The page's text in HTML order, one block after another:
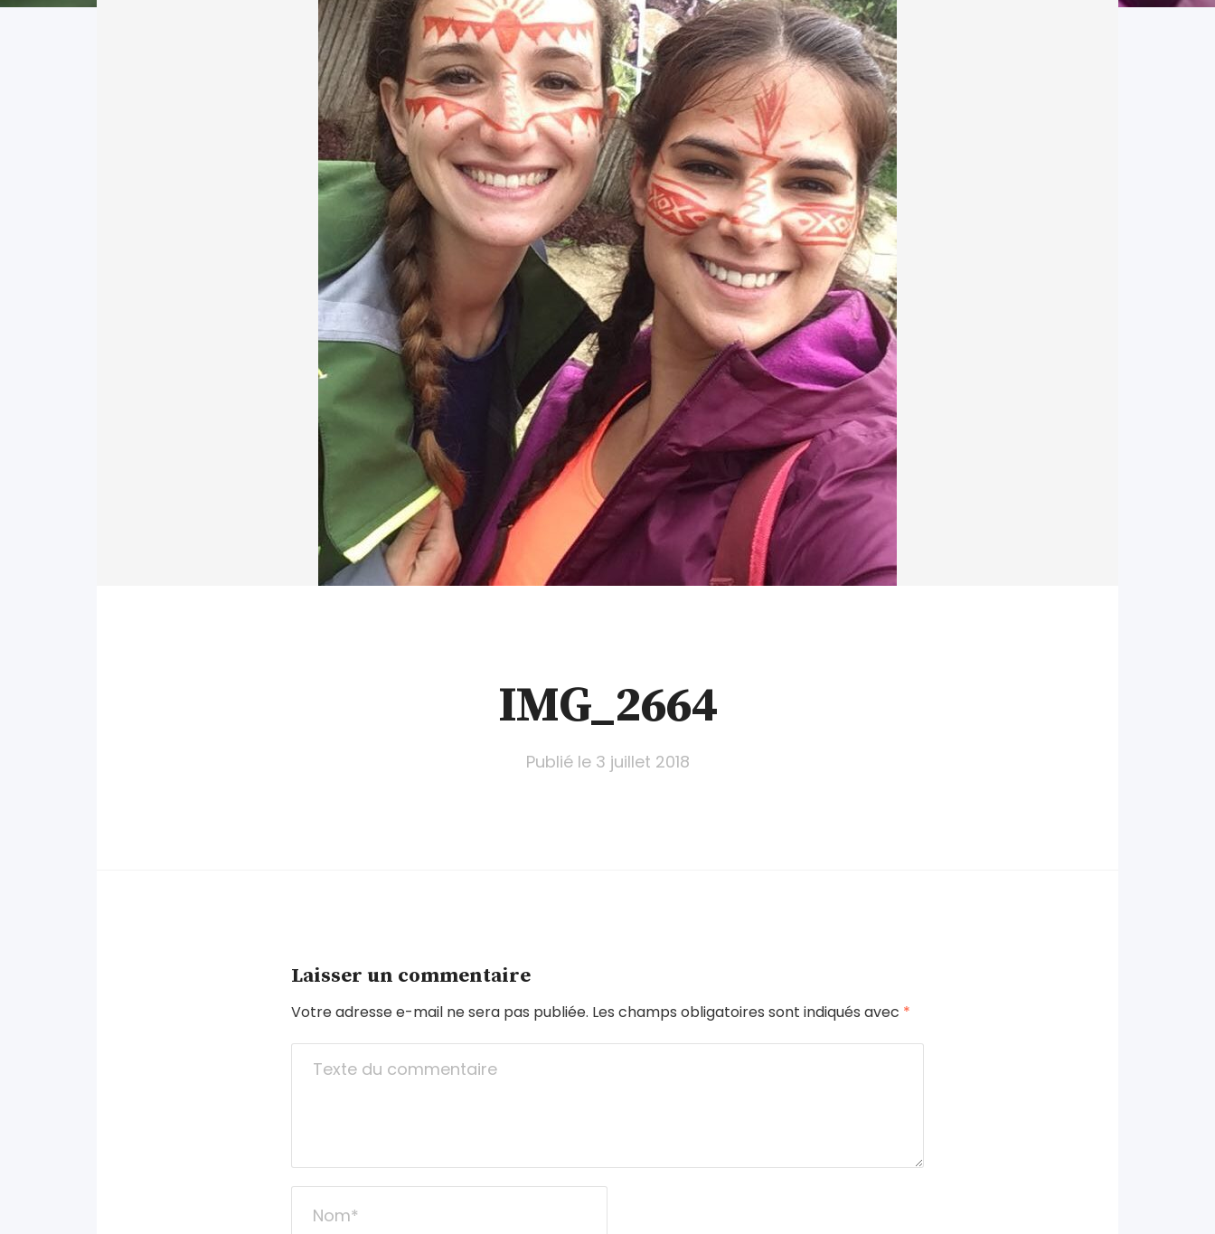
IMG_2664
Publié le 3 juillet 2018
Laisser un commentaire
Votre adresse e-mail ne sera pas publiée. Les champs obligatoires sont indiqués avec *